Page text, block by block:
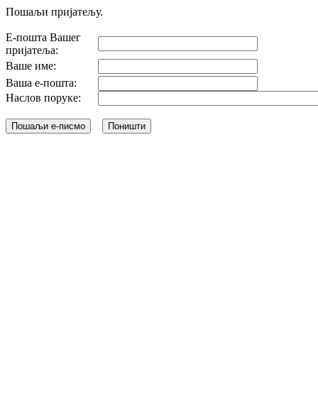
Пошаљи пријатељу.
Е-пошта Вашег
пријатеља:
Ваше име:
Ваша е-пошта:
Наслов поруке: